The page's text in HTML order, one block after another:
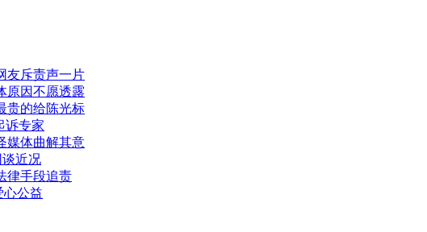
观
练
友斥责声一片
原因不愿透露
贵的给陈光标
诉专家
媒体曲解其意
近况
律手段追责
心公益